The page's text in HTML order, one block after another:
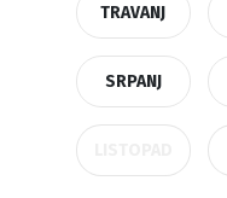
TRAVANJ
SRPANJ